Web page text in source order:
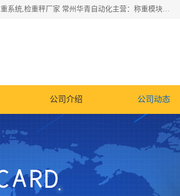
企业环保门禁电子台账系统，称重模块，配料称重系统,称重模块厂家,地磅称重系统,检重秤厂家 常州华青自动化主营：称重模块、无人值守称重系统、配料称重系统、地磅称重系统、检重秤、托利多称重模块等产品。各种称重软件，移动源环保门禁电子台账系统软件。 常州华青自动化系统有限公司7*24的电话支持服务、项目现场开发服务、新功能定制研发服务，产品培训、远程维护，现场安装调试工程等。
公司介绍 公司动态